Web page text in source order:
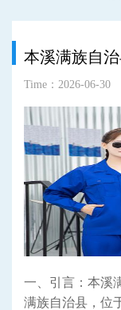
本溪满族自
Time：2026-06-30
一、引言：本溪
满族自治县，位